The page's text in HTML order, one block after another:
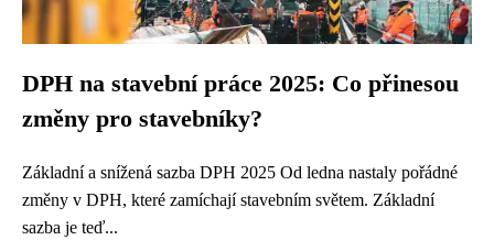
DPH na stavební práce 2025: Co přinesou
změny pro stavebníky?
Základní a snížená sazba DPH 2025 Od ledna nastaly pořádné
změny v DPH, které zamíchají stavebním světem. Základní
sazba je teď...